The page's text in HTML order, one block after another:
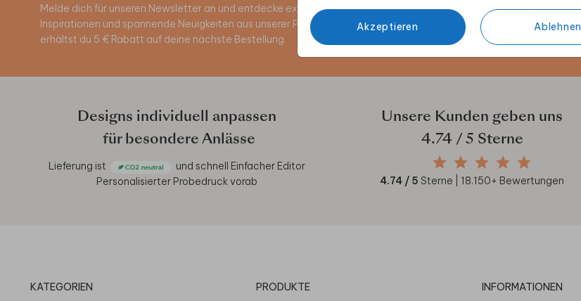
Akzeptieren Ablehnen
Melde dich für unseren Newsletter an und entdecke exklusive Angebote, kreative
Inspirationen und spannende Neuigkeiten aus unserer Produktwelt. Als Dankeschön
erhältst du 5 € Rabatt auf deine nächste Bestellung.
Designs individuell anpassen
für besondere Anlässe
Lieferung ist und schnell Einfacher Editor
Personalisierter Probedruck vorab
Unsere Kunden geben uns
4.74/ 5 Sterne
4.74 / 5 Sterne | 18.150+ Bewertungen
KATEGORIEN PRODUKTE INFORMATIONEN